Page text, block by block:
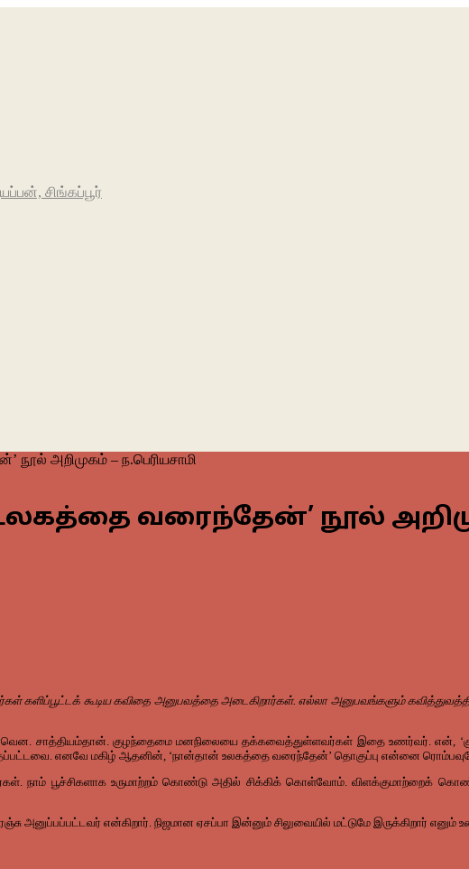
சிங்கப்பூர்
அறிமுகம் – ந.பெரியசாமி
வரைந்தேன்’ நூல்
கூடிய கவிதை அனுபவத்தை அடைகிறார்கள். எல்லா அனுபவங்களும்
சாத்தியம்தான். குழந்தைமை மனநிலையை தக்கவைத்துள்ளவர்கள் இதை உணர்வர். என்,
எனவே மகிழ் ஆதனின், ‘நான்தான் உலகத்தை வரைந்தேன்’ தொகுப்பு என்னை ரொம்பவுமே
நாம் பூச்சிகளாக உருமாற்றம் கொண்டு அதில் சிக்கிக் கொள்வோம். விளக்குமாற்றைக்
என்கிறார். நிஜமான ஏசப்பா இன்னும் சிலுவையில் மட்டுமே இருக்கிறார் எனும்